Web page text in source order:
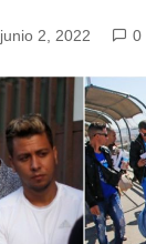
junio 2, 2022 0